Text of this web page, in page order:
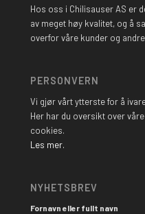
Hos oss i Chilisauser AS er
av meget høy kvalitet, og å
overfor våre kunder og
PERSONVERN
Vi gjør vårt ytterste for å
Her har du oversikt over
cookies.
Les mer.
NYHETSBREV
Fornavn eller fullt navn